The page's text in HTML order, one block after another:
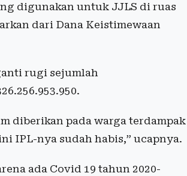
digunakan untuk JJLS di ruas
dari Dana Keistimewaan
rugi sejumlah
diberikan pada warga terdampak
IPL-nya sudah habis,” ucapnya.
ada Covid 19 tahun 2020-